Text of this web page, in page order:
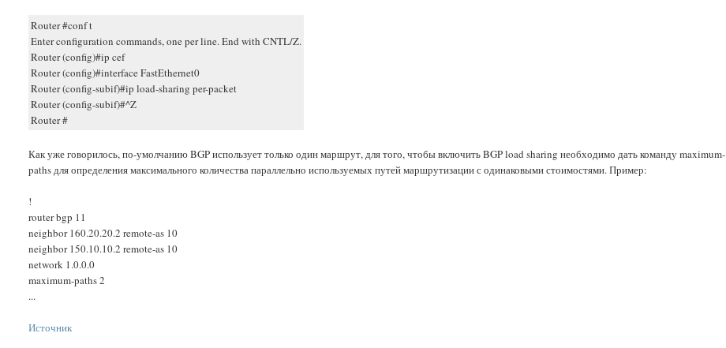
Router #conf t
Enter configuration commands, one per line. End with CNTL/Z.
Router (config)#ip cef
Router (config)#interface FastEthernet0
Router (config-subif)#ip load-sharing per-packet
Router (config-subif)#^Z
Router #
Как уже говорилось, по-умолчанию BGP использует только один маршрут, для того, чтобы включить BGP load sharing необходимо дать команду maximum-
paths для определения максимального количества параллельно используемых путей маршрутизации с одинаковыми стоимостями. Пример:
!
router bgp 11
neighbor 160.20.20.2 remote-as 10
neighbor 150.10.10.2 remote-as 10
network 1.0.0.0
maximum-paths 2
...
Источник